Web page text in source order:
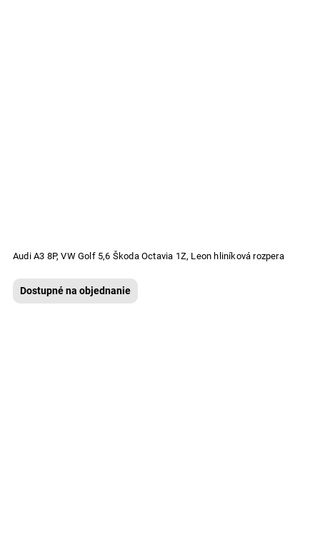
Audi A3 8P, VW Golf 5,6 Škoda Octavia 1Z, Leon hliníková rozpera
Dostupné na objednanie